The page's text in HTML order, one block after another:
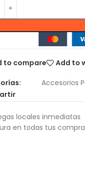
to compare
Add to
Accesorios
locales inmediatas
en todas tus